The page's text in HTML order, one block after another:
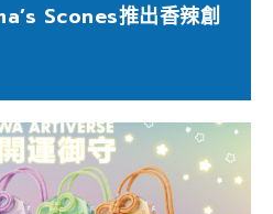
Scones推出香辣創